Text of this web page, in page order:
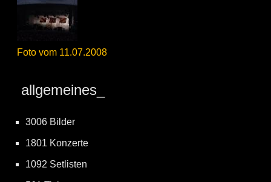
Foto vom 11.07.2008
allgemeines_
3006 Bilder
1801 Konzerte
1092 Setlisten